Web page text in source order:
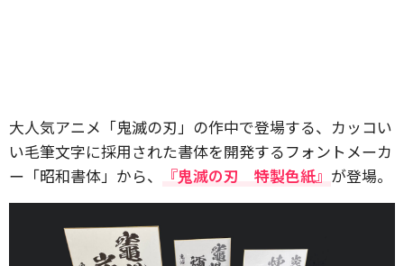
大人気アニメ「鬼滅の刃」の作中で登場する、カッコい
い毛筆文字に採用された書体を開発するフォントメーカ
ー「昭和書体」から、
『鬼滅の刃 特製色紙』 が登場。